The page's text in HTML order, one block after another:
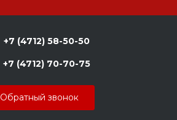
+7 (4712) 58-50-50
+7 (4712) 70-70-75
Обратный звонок